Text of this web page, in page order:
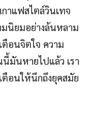
าแฟสไตล์วินเทจ
มนิยมอย่างล้นหลาม
ตือนจิตใจ ความ
มันหายไปแล้ว เรา
ตือนให้นึกถึงยุคสมัย